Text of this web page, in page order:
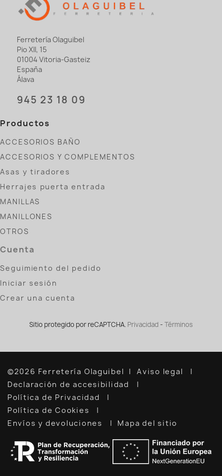
Ferretería Olaguibel
Pio XII, 15
01004 Vitoria-Gasteiz
España
Álava
945 23 18 09
Productos
ACCESORIOS BAÑO
ACCESORIOS Y COMPLEMENTOS
Asas y tiradores
Herrajes puerta entrada
MANILLAS
MANILLONES
OTROS
Cuenta
Seguimiento del pedido
Iniciar sesión
Crear una cuenta
Sitio protegido por reCAPTCHA. Privacidad - Términos
©2026 Ferretería Olaguibel
Aviso legal
Declaración de accesibilidad
Política de Privacidad
Política de Cookies
Envíos y devoluciones
Mapa del sitio